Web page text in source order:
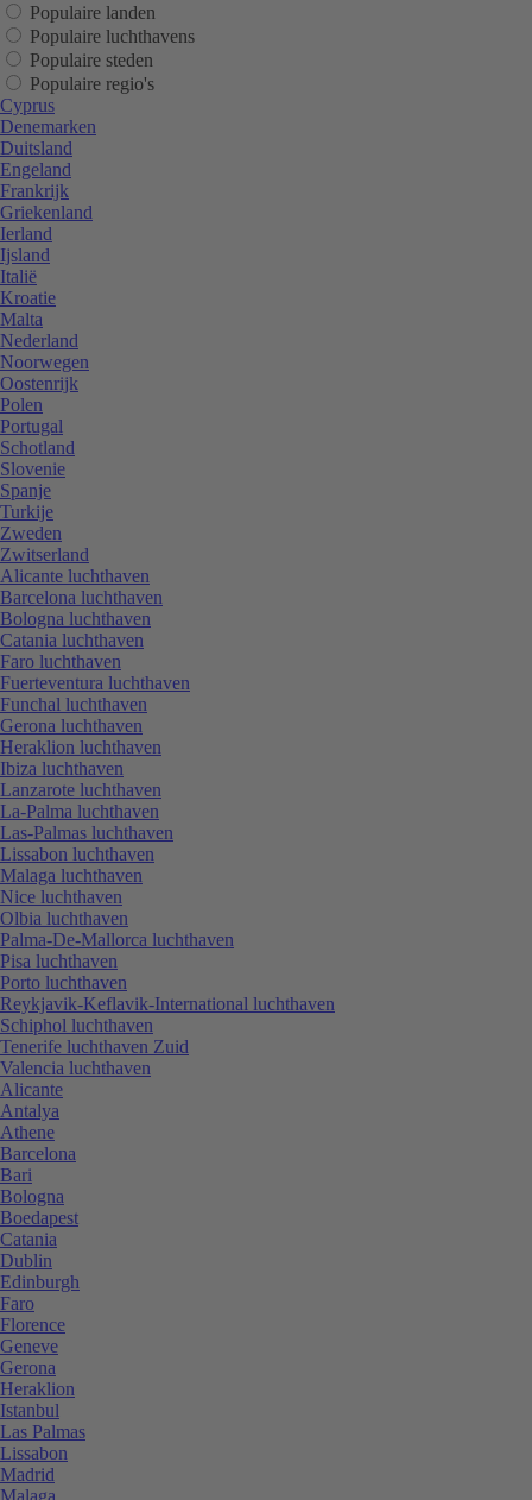
Populaire landen
Populaire luchthavens
Populaire steden
Populaire regio's
Cyprus
Denemarken
Duitsland
Engeland
Frankrijk
Griekenland
Ierland
Ijsland
Italië
Kroatie
Malta
Nederland
Noorwegen
Oostenrijk
Polen
Portugal
Schotland
Slovenie
Spanje
Turkije
Zweden
Zwitserland
Alicante luchthaven
Barcelona luchthaven
Bologna luchthaven
Catania luchthaven
Faro luchthaven
Fuerteventura luchthaven
Funchal luchthaven
Gerona luchthaven
Heraklion luchthaven
Ibiza luchthaven
Lanzarote luchthaven
La-Palma luchthaven
Las-Palmas luchthaven
Lissabon luchthaven
Malaga luchthaven
Nice luchthaven
Olbia luchthaven
Palma-De-Mallorca luchthaven
Pisa luchthaven
Porto luchthaven
Reykjavik-Keflavik-International luchthaven
Schiphol luchthaven
Tenerife luchthaven Zuid
Valencia luchthaven
Alicante
Antalya
Athene
Barcelona
Bari
Bologna
Boedapest
Catania
Dublin
Edinburgh
Faro
Florence
Geneve
Gerona
Heraklion
Istanbul
Las Palmas
Lissabon
Madrid
Malaga